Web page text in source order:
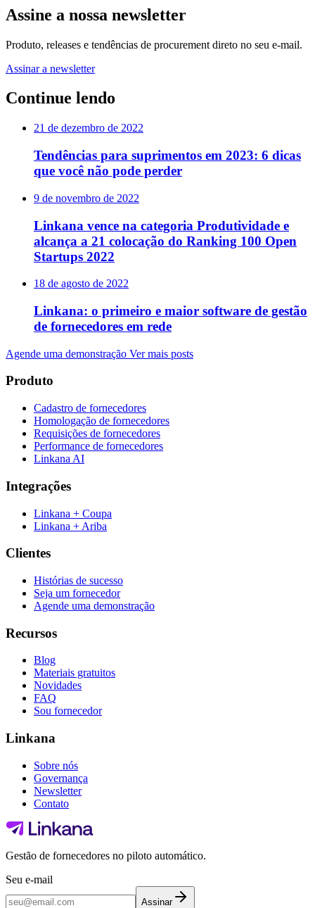
Assine a nossa newsletter
Produto, releases e tendências de procurement direto no seu e-mail.
Assinar a newsletter
Continue lendo
21 de dezembro de 2022
Tendências para suprimentos em 2023: 6 dicas
que você não pode perder
9 de novembro de 2022
Linkana vence na categoria Produtividade e
alcança a 21 colocação do Ranking 100 Open
Startups 2022
18 de agosto de 2022
Linkana: o primeiro e maior software de gestão
de fornecedores em rede
Agende uma demonstração Ver mais posts
Produto
Cadastro de fornecedores
Homologação de fornecedores
Requisições de fornecedores
Performance de fornecedores
Linkana AI
Integrações
Linkana + Coupa
Linkana + Ariba
Clientes
Histórias de sucesso
Seja um fornecedor
Agende uma demonstração
Recursos
Blog
Materiais gratuitos
Novidades
FAQ
Sou fornecedor
Linkana
Sobre nós
Governança
Newsletter
Contato
Gestão de fornecedores no piloto automático.
Seu e-mail
Assinar